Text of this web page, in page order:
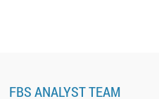
FBS ANALYST TEAM